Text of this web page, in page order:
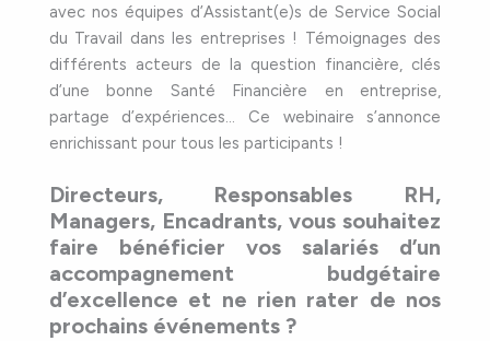
avec nos équipes d’Assistant(e)s de Service Social
du Travail dans les entreprises ! Témoignages des
différents acteurs de la question financière, clés
d’une bonne Santé Financière en entreprise,
partage d’expériences… Ce webinaire s’annonce
enrichissant pour tous les participants !
Directeurs, Responsables RH,
Managers, Encadrants, vous souhaitez
faire bénéficier vos salariés d’un
accompagnement budgétaire
d’excellence et ne rien rater de nos
prochains événements ?